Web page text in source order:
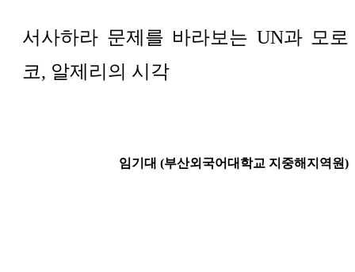
서사하라 문제를 바라보는 UN과 모로
코, 알제리의 시각
임기대 (부산외국어대학교 지중해지역원)